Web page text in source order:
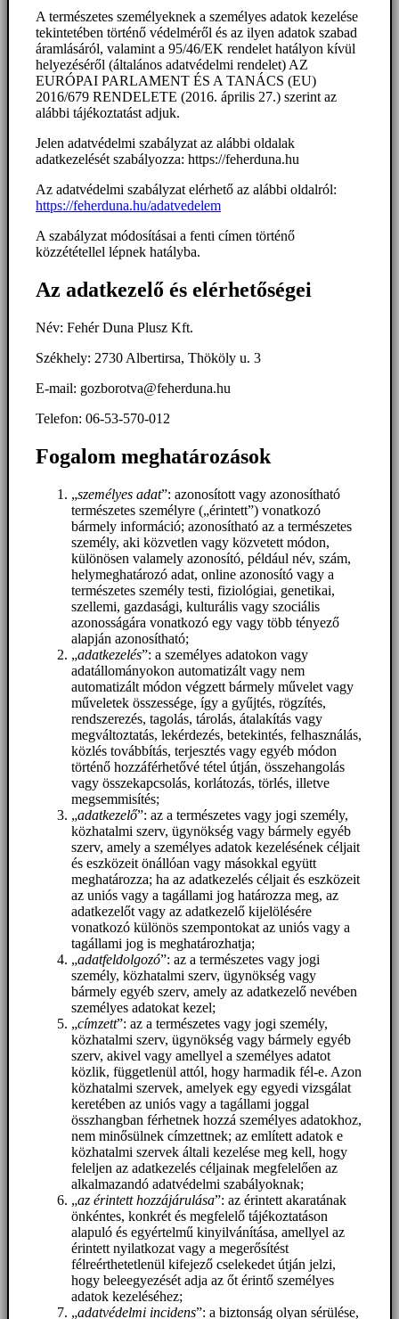
A természetes személyeknek a személyes adatok kezelése
tekintetében történő védelméről és az ilyen adatok szabad
áramlásáról, valamint a 95/46/EK rendelet hatályon kívül
helyezéséről (általános adatvédelmi rendelet) AZ
EURÓPAI PARLAMENT ÉS A TANÁCS (EU)
2016/679 RENDELETE (2016. április 27.) szerint az
alábbi tájékoztatást adjuk.
Jelen adatvédelmi szabályzat az alábbi oldalak
adatkezelését szabályozza: https://feherduna.hu
Az adatvédelmi szabályzat elérhető az alábbi oldalról:
https://feherduna.hu/adatvedelem
A szabályzat módosításai a fenti címen történő
közzététellel lépnek hatályba.
Az adatkezelő és elérhetőségei
Név: Fehér Duna Plusz Kft.
Székhely: 2730 Albertirsa, Thököly u. 3
E-mail: gozborotva@feherduna.hu
Telefon: 06-53-570-012
Fogalom meghatározások
„személyes adat”: azonosított vagy azonosítható
természetes személyre („érintett”) vonatkozó
bármely információ; azonosítható az a természetes
személy, aki közvetlen vagy közvetett módon,
különösen valamely azonosító, például név, szám,
helymeghatározó adat, online azonosító vagy a
természetes személy testi, fiziológiai, genetikai,
szellemi, gazdasági, kulturális vagy szociális
azonosságára vonatkozó egy vagy több tényező
alapján azonosítható;
„adatkezelés”: a személyes adatokon vagy
adatállományokon automatizált vagy nem
automatizált módon végzett bármely művelet vagy
műveletek összessége, így a gyűjtés, rögzítés,
rendszerezés, tagolás, tárolás, átalakítás vagy
megváltoztatás, lekérdezés, betekintés, felhasználás,
közlés továbbítás, terjesztés vagy egyéb módon
történő hozzáférhetővé tétel útján, összehangolás
vagy összekapcsolás, korlátozás, törlés, illetve
megsemmisítés;
„adatkezelő”: az a természetes vagy jogi személy,
közhatalmi szerv, ügynökség vagy bármely egyéb
szerv, amely a személyes adatok kezelésének céljait
és eszközeit önállóan vagy másokkal együtt
meghatározza; ha az adatkezelés céljait és eszközeit
az uniós vagy a tagállami jog határozza meg, az
adatkezelőt vagy az adatkezelő kijelölésére
vonatkozó különös szempontokat az uniós vagy a
tagállami jog is meghatározhatja;
„adatfeldolgozó”: az a természetes vagy jogi
személy, közhatalmi szerv, ügynökség vagy
bármely egyéb szerv, amely az adatkezelő nevében
személyes adatokat kezel;
„címzett”: az a természetes vagy jogi személy,
közhatalmi szerv, ügynökség vagy bármely egyéb
szerv, akivel vagy amellyel a személyes adatot
közlik, függetlenül attól, hogy harmadik fél-e. Azon
közhatalmi szervek, amelyek egy egyedi vizsgálat
keretében az uniós vagy a tagállami joggal
összhangban férhetnek hozzá személyes adatokhoz,
nem minősülnek címzettnek; az említett adatok e
közhatalmi szervek általi kezelése meg kell, hogy
feleljen az adatkezelés céljainak megfelelően az
alkalmazandó adatvédelmi szabályoknak;
„az érintett hozzájárulása”: az érintett akaratának
önkéntes, konkrét és megfelelő tájékoztatáson
alapuló és egyértelmű kinyilvánítása, amellyel az
érintett nyilatkozat vagy a megerősítést
félreérthetetlenül kifejező cselekedet útján jelzi,
hogy beleegyezését adja az őt érintő személyes
adatok kezeléséhez;
„adatvédelmi incidens”: a biztonság olyan sérülése,